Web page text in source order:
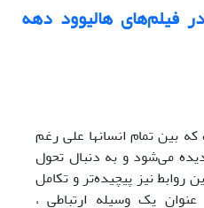
فیلم‌های هالیوود دهه
بین تمام انسانها علی رغم
می‌‌‌‌شود و به دنبال تحول
روابط نیز پیچیده‌تر و تکامل
یک وسیله ارتباطی ،